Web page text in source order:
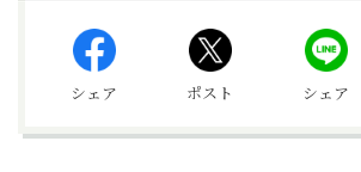
シェア ポスト シェア